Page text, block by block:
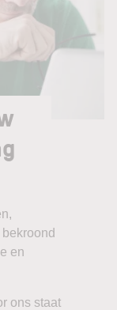
en
ons staat